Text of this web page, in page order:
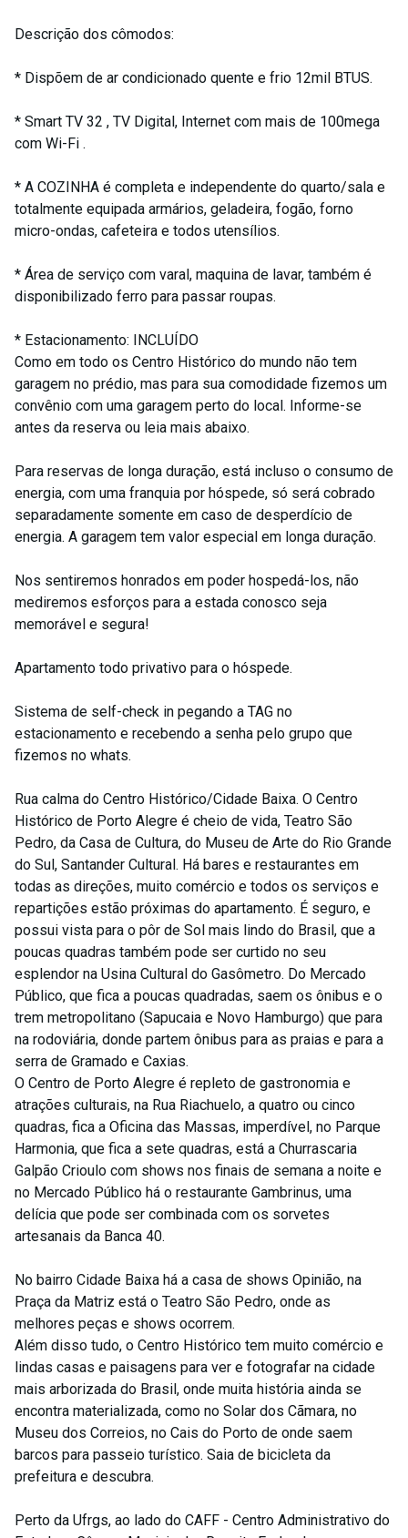
Descrição dos cômodos:
* Dispõem de ar condicionado quente e frio 12mil BTUS.
* Smart TV 32 , TV Digital, Internet com mais de 100mega
com Wi-Fi .
* A COZINHA é completa e independente do quarto/sala e
totalmente equipada armários, geladeira, fogão, forno
micro-ondas, cafeteira e todos utensílios.
* Área de serviço com varal, maquina de lavar, também é
disponibilizado ferro para passar roupas.
* Estacionamento: INCLUÍDO
Como em todo os Centro Histórico do mundo não tem
garagem no prédio, mas para sua comodidade fizemos um
convênio com uma garagem perto do local. Informe-se
antes da reserva ou leia mais abaixo.
Para reservas de longa duração, está incluso o consumo de
energia, com uma franquia por hóspede, só será cobrado
separadamente somente em caso de desperdício de
energia. A garagem tem valor especial em longa duração.
Nos sentiremos honrados em poder hospedá-los, não
mediremos esforços para a estada conosco seja
memorável e segura!
Apartamento todo privativo para o hóspede.
Sistema de self-check in pegando a TAG no
estacionamento e recebendo a senha pelo grupo que
fizemos no whats.
Rua calma do Centro Histórico/Cidade Baixa. O Centro
Histórico de Porto Alegre é cheio de vida, Teatro São
Pedro, da Casa de Cultura, do Museu de Arte do Rio Grande
do Sul, Santander Cultural. Há bares e restaurantes em
todas as direções, muito comércio e todos os serviços e
repartições estão próximas do apartamento. É seguro, e
possui vista para o pôr de Sol mais lindo do Brasil, que a
poucas quadras também pode ser curtido no seu
esplendor na Usina Cultural do Gasômetro. Do Mercado
Público, que fica a poucas quadradas, saem os ônibus e o
trem metropolitano (Sapucaia e Novo Hamburgo) que para
na rodoviária, donde partem ônibus para as praias e para a
serra de Gramado e Caxias.
O Centro de Porto Alegre é repleto de gastronomia e
atrações culturais, na Rua Riachuelo, a quatro ou cinco
quadras, fica a Oficina das Massas, imperdível, no Parque
Harmonia, que fica a sete quadras, está a Churrascaria
Galpão Crioulo com shows nos finais de semana a noite e
no Mercado Público há o restaurante Gambrinus, uma
delícia que pode ser combinada com os sorvetes
artesanais da Banca 40.
No bairro Cidade Baixa há a casa de shows Opinião, na
Praça da Matriz está o Teatro São Pedro, onde as
melhores peças e shows ocorrem.
Além disso tudo, o Centro Histórico tem muito comércio e
lindas casas e paisagens para ver e fotografar na cidade
mais arborizada do Brasil, onde muita história ainda se
encontra materializada, como no Solar dos Cãmara, no
Museu dos Correios, no Cais do Porto de onde saem
barcos para passeio turístico. Saia de bicicleta da
prefeitura e descubra.
Perto da Ufrgs, ao lado do CAFF - Centro Administrativo do